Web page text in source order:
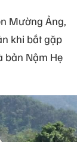
Mường Ảng,
khi bắt gặp
bản Nậm Hẹ